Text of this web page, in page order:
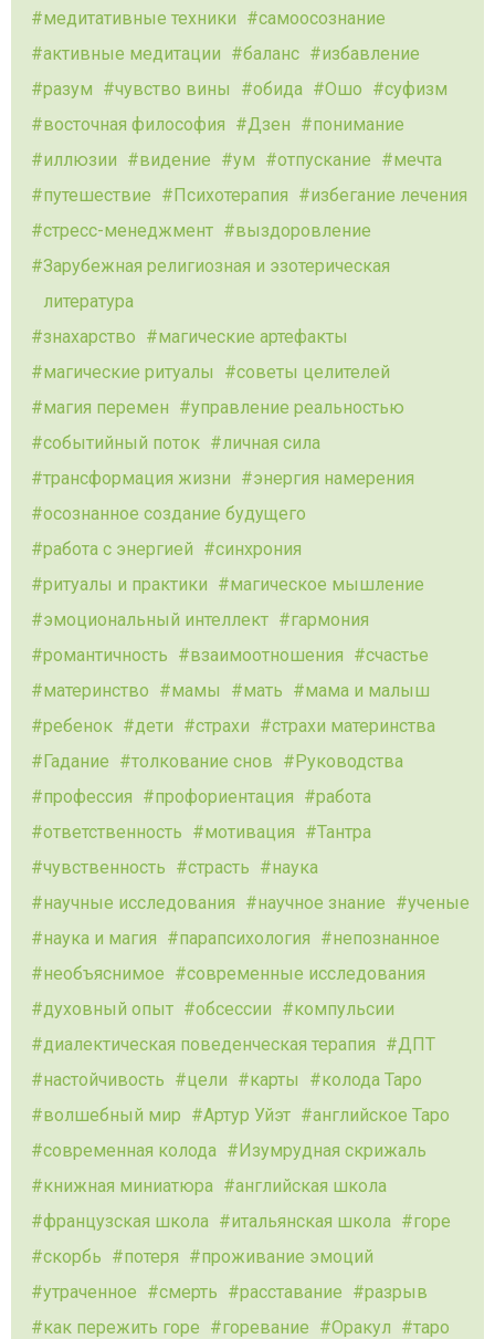
медитативные техники
самоосознание
активные медитации
баланс
избавление
разум
чувство вины обида Ошо
суфизм
восточная философия
Дзен
понимание
иллюзии
видение ум отпускание
мечта
путешествие
Психотерапия
избегание лечения
стресс-менеджмент
выздоровление
Зарубежная религиозная и эзотерическая
литература
знахарство
магические артефакты
магические ритуалы
советы целителей
магия перемен
управление реальностью
событийный поток
личная сила
трансформация жизни
энергия намерения
осознанное создание будущего
работа с энергией
синхрония
ритуалы и практики
магическое мышление
эмоциональный интеллект
гармония
романтичность
взаимоотношения
счастье
материнство
мамы мать
мама и малыш
ребенок
дети страхи
страхи материнства
Гадание
толкование снов
Руководства
профессия
профориентация
работа
ответственность
мотивация
Тантра
чувственность
страсть
наука
научные исследования
научное знание
ученые
наука и магия
парапсихология
непознанное
необъяснимое
современные исследования
духовный опыт
обсессии
компульсии
диалектическая поведенческая терапия
ДПТ
настойчивость
цели карты
колода Таро
волшебный мир
Артур Уйэт
английское Таро
современная колода
Изумрудная скрижаль
книжная миниатюра
английская школа
французская школа
итальянская школа
горе
скорбь
потеря
проживание эмоций
утраченное
смерть расставание
разрыв
как пережить горе
горевание Оракул
таро